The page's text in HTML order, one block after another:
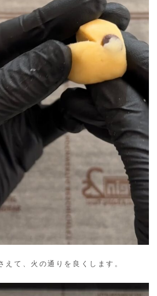
えて、火の通りを良くします。